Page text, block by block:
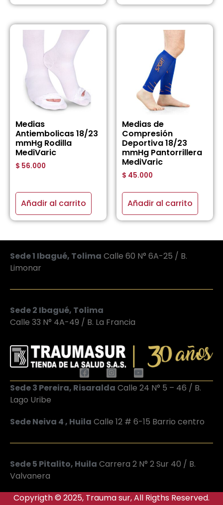
Medias
Antiembolicas 18/23
mmHg Rodilla
MediVaric
$ 56.000
Añadir al carrito
Medias de
Compresión
Deportiva 18/23
mmHg Pantorrillera
MediVaric
$ 45.000
Añadir al carrito
Sede 1 Ibagué, Tolima Calle 60 N° 6A-25 / B.
Limonar
Sede 2 Ibagué, Tolima
Calle 33 N° 4A-49 / B. La Francia
Sede 3 Pereira, Risaralda Calle 24 N° 5 – 46 / B.
Lago Uribe
Sede Neiva 4 , Huila Calle 12 # 6-15 Barrio centro
Sede 5 Pitalito, Huila Carrera 2 N° 2 Sur 40 / B.
Valvanera
Copyrigth © 2025, Trauma sur, All Rigths Reserved.